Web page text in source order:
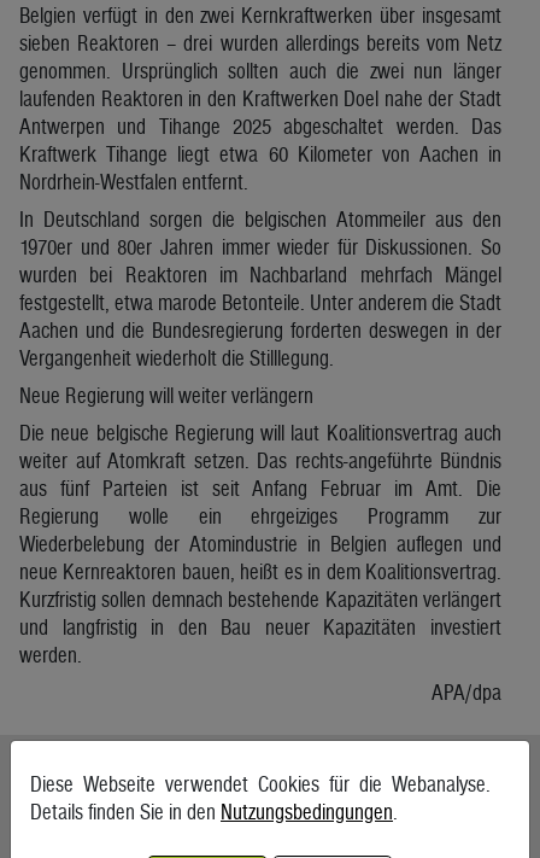
Belgien verfügt in den zwei Kernkraftwerken über insgesamt
sieben Reaktoren – drei wurden allerdings bereits vom Netz
genommen. Ursprünglich sollten auch die zwei nun länger
laufenden Reaktoren in den Kraftwerken Doel nahe der Stadt
Antwerpen und Tihange 2025 abgeschaltet werden. Das
Kraftwerk Tihange liegt etwa 60 Kilometer von Aachen in
Nordrhein-Westfalen entfernt.
In Deutschland sorgen die belgischen Atommeiler aus den
1970er und 80er Jahren immer wieder für Diskussionen. So
wurden bei Reaktoren im Nachbarland mehrfach Mängel
festgestellt, etwa marode Betonteile. Unter anderem die Stadt
Aachen und die Bundesregierung forderten deswegen in der
Vergangenheit wiederholt die Stilllegung.
Neue Regierung will weiter verlängern
Die neue belgische Regierung will laut Koalitionsvertrag auch
weiter auf Atomkraft setzen. Das rechts-angeführte Bündnis
aus fünf Parteien ist seit Anfang Februar im Amt. Die
Regierung wolle ein ehrgeiziges Programm zur
Wiederbelebung der Atomindustrie in Belgien auflegen und
neue Kernreaktoren bauen, heißt es in dem Koalitionsvertrag.
Kurzfristig sollen demnach bestehende Kapazitäten verlängert
und langfristig in den Bau neuer Kapazitäten investiert
werden.
APA/dpa
Ähnliche Artikel weiterlesen
Diese Webseite verwendet Cookies für die Webanalyse.
Details finden Sie in den Nutzungsbedingungen.